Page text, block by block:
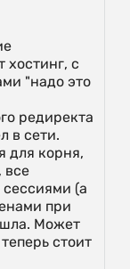
хостинг, с
"надо это
редиректа
в сети.
для корня,
все
сессиями (а
при
Может
стоит